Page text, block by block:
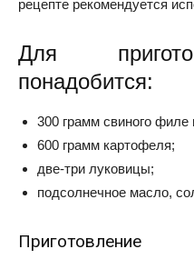
рецепте рекомендуется
Для
понадобится:
300 грамм свиного филе
600 грамм картофеля;
две-три луковицы;
подсолнечное масло,
Приготовление